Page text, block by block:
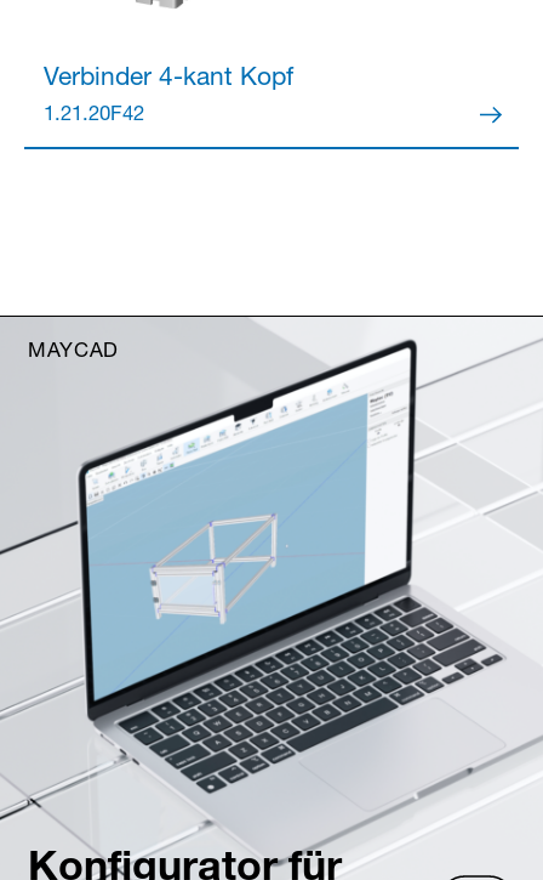
Verbinder4-kant Kopf
1.21.20F42
MAYCAD
Konfigurator für